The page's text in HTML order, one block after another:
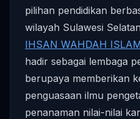
pilihan pendidikan
wilayah Sulawesi
IHSAN WAHDAH
hadir sebagai lembaga
berupaya memberikan
penguasaan ilmu
penanaman nilai-nilai